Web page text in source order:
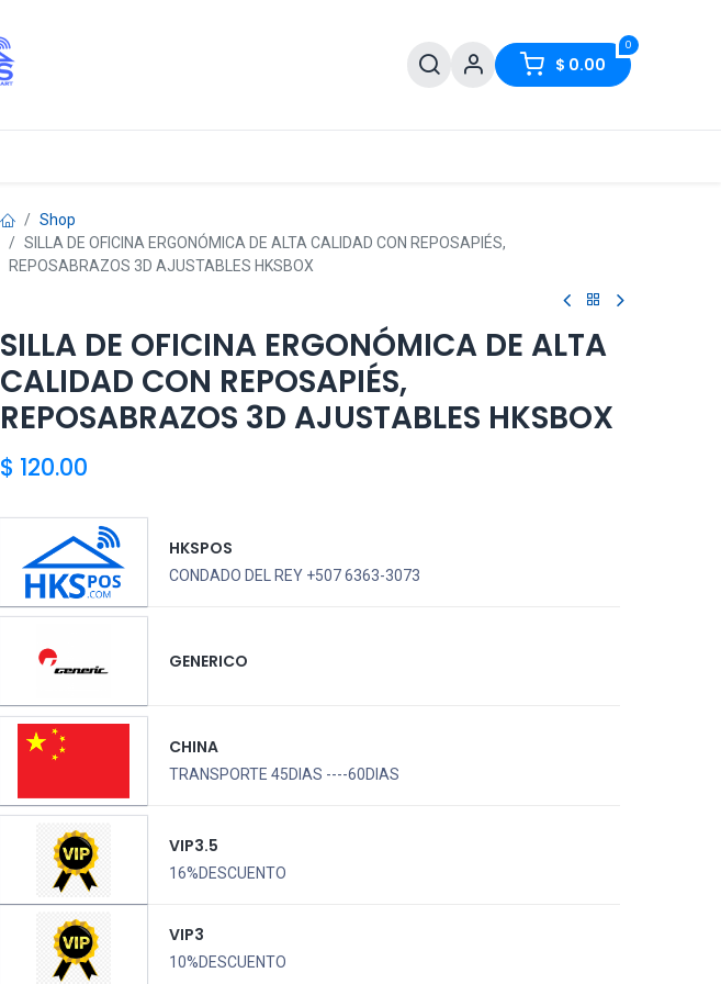
0
$ 0.00
Shop
SILLA DE OFICINA ERGONÓMICA DE ALTA CALIDAD CON REPOSAPIÉS,
REPOSABRAZOS 3D AJUSTABLES HKSBOX
SILLA DE OFICINA ERGONÓMICA DE ALTA
CALIDAD CON REPOSAPIÉS,
REPOSABRAZOS 3D AJUSTABLES HKSBOX
$ 120.00
HKSPOS
CONDADO DEL REY +507 6363-3073
GENERICO
CHINA
TRANSPORTE 45DIAS ----60DIAS
VIP3.5
16%DESCUENTO
VIP3
10%DESCUENTO